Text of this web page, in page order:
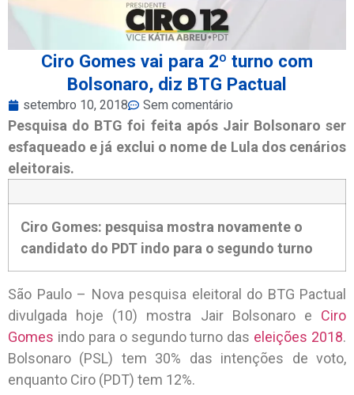
Ciro Gomes vai para 2º turno com
Bolsonaro, diz BTG Pactual
setembro 10, 2018 Sem comentário
Pesquisa do BTG foi feita após Jair Bolsonaro ser
esfaqueado e já exclui o nome de Lula dos cenários
eleitorais.
Ciro Gomes: pesquisa mostra novamente o
candidato do PDT indo para o segundo turno
São Paulo – Nova pesquisa eleitoral do BTG Pactual
divulgada hoje (10) mostra Jair Bolsonaro e Ciro
Gomes indo para o segundo turno das eleições 2018.
Bolsonaro (PSL) tem 30% das intenções de voto,
enquanto Ciro (PDT) tem 12%.